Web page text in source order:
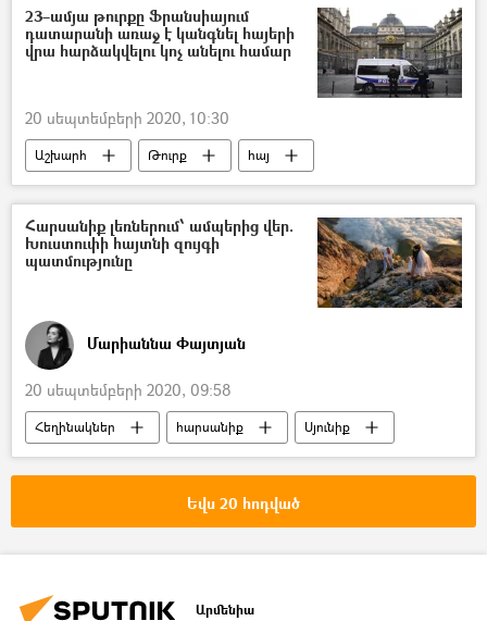
Կորոնավիրուսը Հայաստանում և Արցախում
23–ամյա թուրքը Ֆրանսիայում
դատարանի առաջ է կանգնել հայերի
վրա հարձակվելու կոչ անելու համար
20 սեպտեմբերի 2020, 10:30
Աշխարհ Թուրք
հայ
Ֆրանսիա
Դատարան
Հարսանիք լեռներում՝ ամպերից վեր.
Խուստուփի հայտնի զույգի
պատմությունը
Մարիաննա Փայտյան
20 սեպտեմբերի 2020, 09:58
Հեղինակներ հարսանիք
Սյունիք
Խուստուփ լեռ
Եվս 20 հոդված
Արմենիա